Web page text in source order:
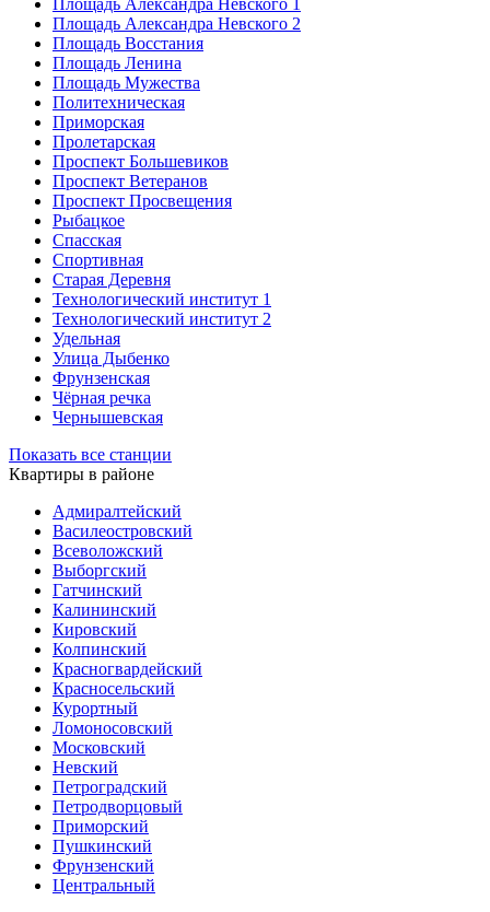
Площадь Александра Невского 1
Площадь Александра Невского 2
Площадь Восстания
Площадь Ленина
Площадь Мужества
Политехническая
Приморская
Пролетарская
Проспект Большевиков
Проспект Ветеранов
Проспект Просвещения
Рыбацкое
Спасская
Спортивная
Старая Деревня
Технологический институт 1
Технологический институт 2
Удельная
Улица Дыбенко
Фрунзенская
Чёрная речка
Чернышевская
Показать все станции
Квартиры в районе
Адмиралтейский
Василеостровский
Всеволожский
Выборгский
Гатчинский
Калининский
Кировский
Колпинский
Красногвардейский
Красносельский
Курортный
Ломоносовский
Московский
Невский
Петроградский
Петродворцовый
Приморский
Пушкинский
Фрунзенский
Центральный